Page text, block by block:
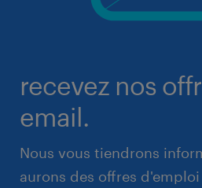
recevez nos
email.
Nous vous tiendrons
aurons des offres